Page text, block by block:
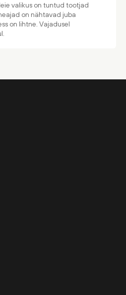
valikus on tuntud tootjad
on nähtavad juba
on lihtne. Vajadusel